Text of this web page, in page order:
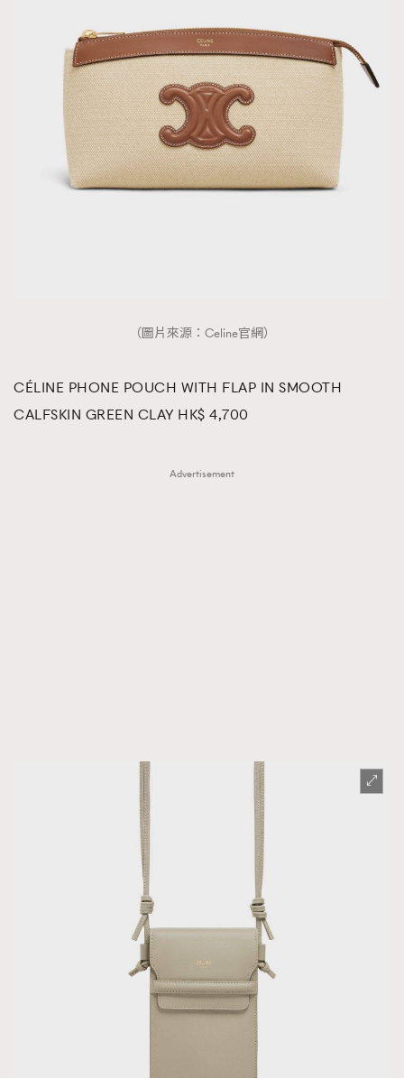
（圖片來源：Celine官網）
CÉLINE PHONE POUCH WITH FLAP IN SMOOTH
CALFSKIN GREEN CLAY HK$ 4,700
Advertisement